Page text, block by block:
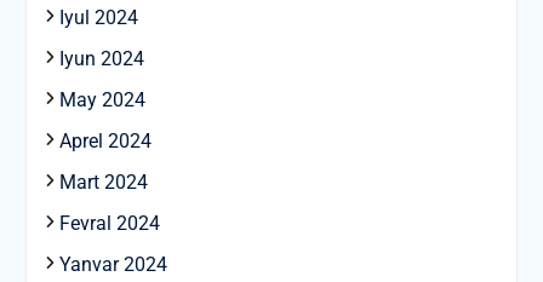
Iyul 2024
Iyun 2024
May 2024
Aprel 2024
Mart 2024
Fevral 2024
Yanvar 2024